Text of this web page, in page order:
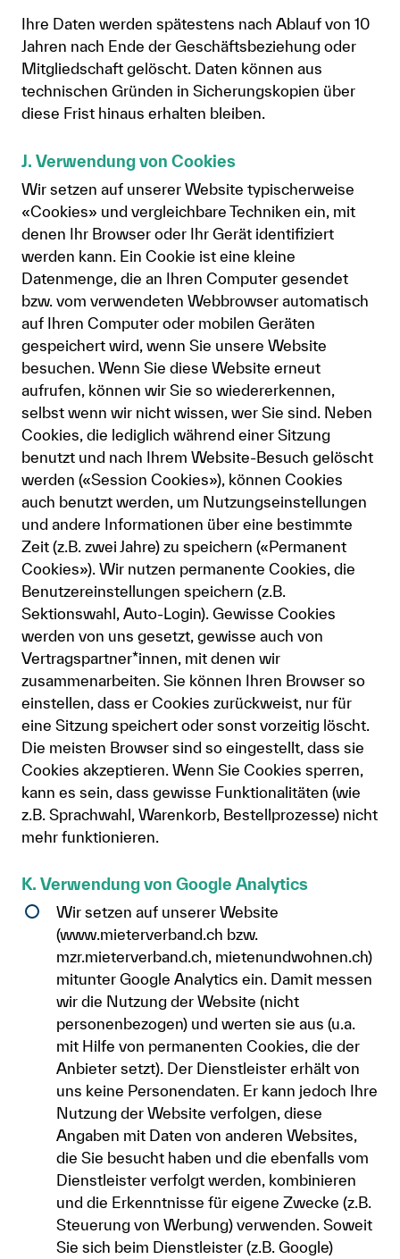
Ihre Daten werden spätestens nach Ablauf von 10
Jahren nach Ende der Geschäftsbeziehung oder
Mitgliedschaft gelöscht. Daten können aus
technischen Gründen in Sicherungskopien über
diese Frist hinaus erhalten bleiben.
J. Verwendung von Cookies
Wir setzen auf unserer Website typischerweise
«Cookies» und vergleichbare Techniken ein, mit
denen Ihr Browser oder Ihr Gerät identifiziert
werden kann. Ein Cookie ist eine kleine
Datenmenge, die an Ihren Computer gesendet
bzw. vom verwendeten Webbrowser automatisch
auf Ihren Computer oder mobilen Geräten
gespeichert wird, wenn Sie unsere Website
besuchen. Wenn Sie diese Website erneut
aufrufen, können wir Sie so wiedererkennen,
selbst wenn wir nicht wissen, wer Sie sind. Neben
Cookies, die lediglich während einer Sitzung
benutzt und nach Ihrem Website-Besuch gelöscht
werden («Session Cookies»), können Cookies
auch benutzt werden, um Nutzungseinstellungen
und andere Informationen über eine bestimmte
Zeit (z.B. zwei Jahre) zu speichern («Permanent
Cookies»). Wir nutzen permanente Cookies, die
Benutzereinstellungen speichern (z.B.
Sektionswahl, Auto-Login). Gewisse Cookies
werden von uns gesetzt, gewisse auch von
Vertragspartner*innen, mit denen wir
zusammenarbeiten. Sie können Ihren Browser so
einstellen, dass er Cookies zurückweist, nur für
eine Sitzung speichert oder sonst vorzeitig löscht.
Die meisten Browser sind so eingestellt, dass sie
Cookies akzeptieren. Wenn Sie Cookies sperren,
kann es sein, dass gewisse Funktionalitäten (wie
z.B. Sprachwahl, Warenkorb, Bestellprozesse) nicht
mehr funktionieren.
K. Verwendung von Google Analytics
Wir setzen auf unserer Website
(www.mieterverband.ch bzw.
mzr.mieterverband.ch, mietenundwohnen.ch)
mitunter Google Analytics ein. Damit messen
wir die Nutzung der Website (nicht
personenbezogen) und werten sie aus (u.a.
mit Hilfe von permanenten Cookies, die der
Anbieter setzt). Der Dienstleister erhält von
uns keine Personendaten. Er kann jedoch Ihre
Nutzung der Website verfolgen, diese
Angaben mit Daten von anderen Websites,
die Sie besucht haben und die ebenfalls vom
Dienstleister verfolgt werden, kombinieren
und die Erkenntnisse für eigene Zwecke (z.B.
Steuerung von Werbung) verwenden. Soweit
Sie sich beim Dienstleister (z.B. Google)